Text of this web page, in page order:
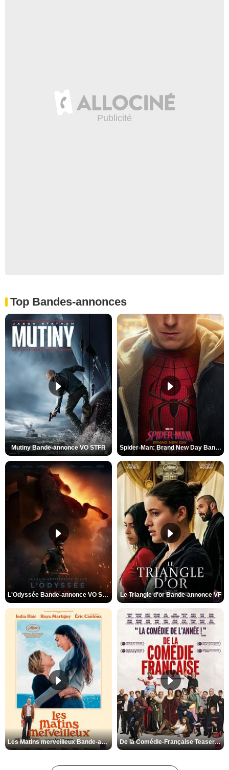
Top Bandes-annonces
Mutiny Bande-annonce VO STFR Spider-Man: Brand New Day Bande-annonce VO STFR
L'Odyssée Bande-annonce VO STFR Le Triangle d'or Bande-annonce VF
Les Matins merveilleux Bande-annonce VF De la Comédie-Française Teaser VF